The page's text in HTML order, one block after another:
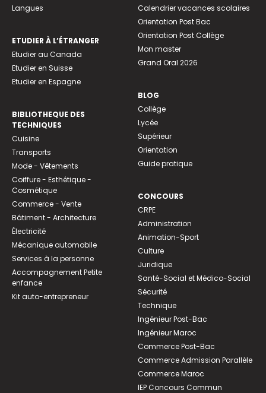
Langues
ETUDIER À L’ÉTRANGER
Etudier au Canada
Etudier en Suisse
Etudier en Espagne
BIBLIOTHEQUE DES
TECHNIQUES
Cuisine
Transports
Mode - Vêtements
Coiffure - Esthétique -
Cosmétique
Commerce - Vente
Bâtiment - Architecture
Électricité
Mécanique automobile
Services à la personne
Accompagnement Petite
enfance
Kit auto-entrepreneur
Calendrier vacances scolaires
Orientation Post Bac
Orientation Post Collège
Mon master
Grand Oral 2026
BLOG
Collège
Lycée
Supérieur
Orientation
Guide pratique
CONCOURS
CRPE
Administration
Animation-Sport
Culture
Juridique
Santé-Social et Médico-Social
Sécurité
Technique
Ingénieur Post-Bac
Ingénieur Maroc
Commerce Post-Bac
Commerce Admission Parallèle
Commerce Maroc
IEP Concours Commun